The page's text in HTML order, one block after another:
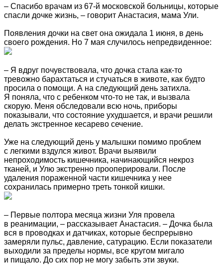
– Спасибо врачам из 67-й московской больницы, которые
спасли дочке жизнь, – говорит Анастасия, мама Ули.
Появления дочки на свет она ожидала 1 июня, в день
своего рождения. Но 7 мая случилось непредвиденное:
– Я вдруг почувствовала, что дочка стала как-то
тревожно барахтаться и стучаться в животе, как будто
просила о помощи. А на следующий день затихла.
Я поняла, что с ребенком что-то не так, и вызвала
скорую. Меня обследовали всю ночь, приборы
показывали, что состояние ухудшается, и врачи решили
делать экстренное кесарево сечение.
Уже на следующий день у малышки помимо проблем
с легкими вздулся живот. Врачи выявили
непроходимость кишечника, начинающийся некроз
тканей, и Улю экстренно прооперировали. После
удаления пораженной части кишечника у нее
сохранилась примерно треть тонкой кишки.
– Первые полтора месяца жизни Уля провела
в реанимации, – рассказывает Анастасия. – Дочка была
вся в проводках и датчиках, которые беспрерывно
замеряли пульс, давление, сатурацию. Если показатели
выходили за пределы нормы, все кругом мигало
и пищало. До сих пор не могу забыть эти звуки.